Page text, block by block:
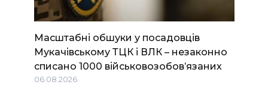
Масштабні обшуки у посадовців
Мукачівському ТЦК і ВЛК – незаконно
списано 1000 військовозобов’язаних
06.08.2026